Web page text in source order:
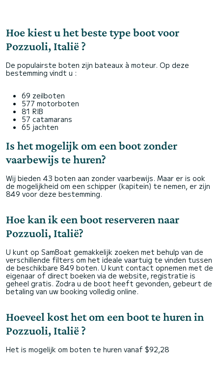
Hoe kiest u het beste type boot voor
Pozzuoli, Italië ?
De populairste boten zijn bateaux à moteur. Op deze
bestemming vindt u :
69 zeilboten
577 motorboten
81 RIB
57 catamarans
65 jachten
Is het mogelijk om een boot zonder
vaarbewijs te huren?
Wij bieden 43 boten aan zonder vaarbewijs. Maar er is ook
de mogelijkheid om een schipper (kapitein) te nemen, er zijn
849 voor deze bestemming.
Hoe kan ik een boot reserveren naar
Pozzuoli, Italië?
U kunt op SamBoat gemakkelijk zoeken met behulp van de
verschillende filters om het ideale vaartuig te vinden tussen
de beschikbare 849 boten. U kunt contact opnemen met de
eigenaar of direct boeken via de website, registratie is
geheel gratis. Zodra u de boot heeft gevonden, gebeurt de
betaling van uw booking volledig online.
Hoeveel kost het om een boot te huren in
Pozzuoli, Italië ?
Het is mogelijk om boten te huren vanaf $92,28